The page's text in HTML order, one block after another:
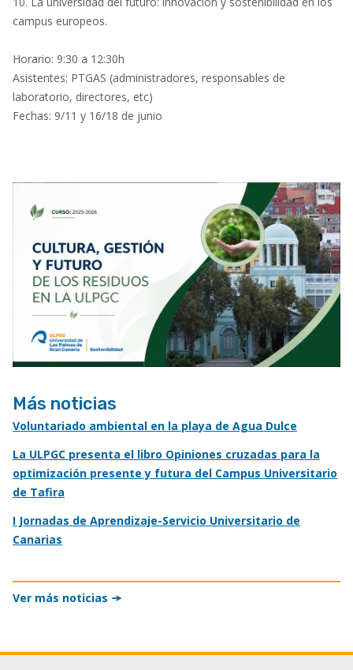
campus europeos.
Horario: 9:30 a 12:30h
Asistentes: PTGAS (administradores, responsables de
laboratorio, directores, etc)
Fechas: 9/11 y 16/18 de junio
Más noticias
Voluntariado ambiental en la playa de Agua Dulce
La ULPGC presenta el libro Opiniones cruzadas para la
optimización presente y futura del Campus Universitario
de Tafira
I Jornadas de Aprendizaje-Servicio Universitario de
Canarias
Ver más noticias